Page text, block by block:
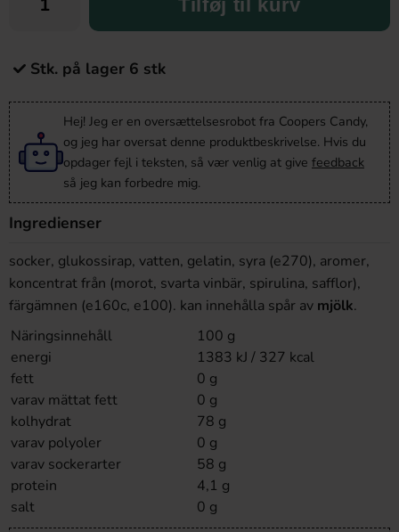
Tilføj til kurv
Stk. på lager 6 stk
Hej! Jeg er en oversættelsesrobot fra Coopers Candy,
og jeg har oversat denne produktbeskrivelse. Hvis du
opdager fejl i teksten, så vær venlig at give feedback
så jeg kan forbedre mig.
Ingredienser
socker, glukossirap, vatten, gelatin, syra (e270), aromer,
koncentrat från (morot, svarta vinbär, spirulina, safflor),
färgämnen (e160c, e100). kan innehålla spår av mjölk.
Näringsinnehåll
100 g
energi
1383 kJ / 327 kcal
fett
0 g
varav mättat fett
0 g
kolhydrat
78 g
varav polyoler
0 g
varav sockerarter
58 g
protein
4,1 g
salt
0 g